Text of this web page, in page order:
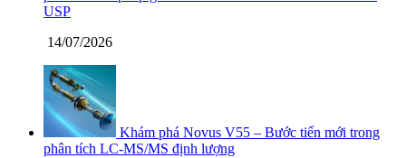
USP
14/07/2026
Khám phá Novus V55 – Bước tiến mới trong
phân tích LC-MS/MS định lượng